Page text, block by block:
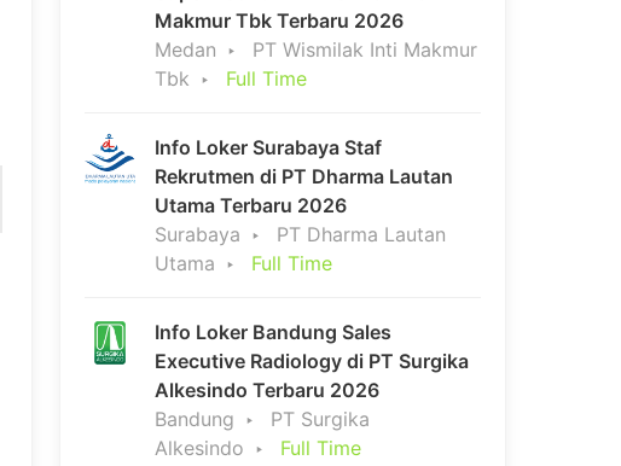
Makmur Tbk Terbaru 2026
Medan
PT Wismilak Inti Makmur
Tbk
Full Time
Info Loker Surabaya Staf
Rekrutmen di PT Dharma Lautan
Utama Terbaru 2026
Surabaya
PT Dharma Lautan
Utama
Full Time
Info Loker Bandung Sales
Executive Radiology di PT Surgika
Alkesindo Terbaru 2026
Bandung
PT Surgika
Alkesindo
Full Time